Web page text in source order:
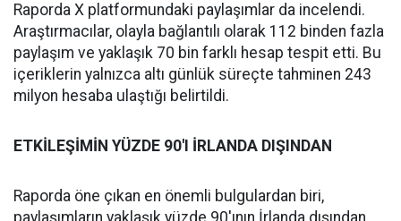
Raporda X platformundaki paylaşımlar da incelendi.
Araştırmacılar, olayla bağlantılı olarak 112 binden fazla
paylaşım ve yaklaşık 70 bin farklı hesap tespit etti. Bu
içeriklerin yalnızca altı günlük süreçte tahminen 243
milyon hesaba ulaştığı belirtildi.
ETKİLEŞİMİN YÜZDE 90'I İRLANDA DIŞINDAN
Raporda öne çıkan en önemli bulgulardan biri,
paylaşımların yaklaşık yüzde 90'ının İrlanda dışından